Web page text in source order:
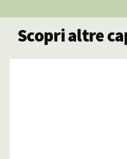
Scopri altre